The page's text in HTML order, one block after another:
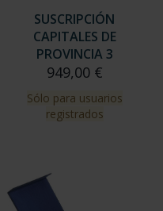
SUSCRIPCIÓN
CAPITALES DE
PROVINCIA 3
949,00 €
Sólo para usuarios
registrados